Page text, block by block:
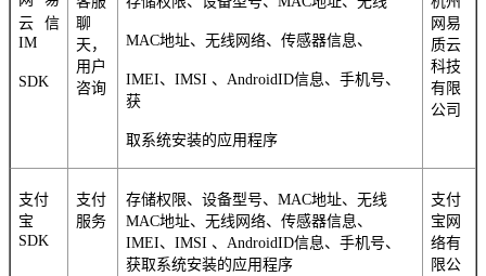
云信
IM
SDK
聊
天，
用户
咨询
MAC地址、无线网络、传感器信息、
IMEI、IMSI 、AndroidID信息、手机号、
获
取系统安装的应用程序
网易
质云
科技
有限
公司
支付
宝
SDK
支付
服务
存储权限、设备型号、MAC地址、无线
MAC地址、无线网络、传感器信息、
IMEI、IMSI 、AndroidID信息、手机号、
获取系统安装的应用程序
支付
宝网
络有
限公